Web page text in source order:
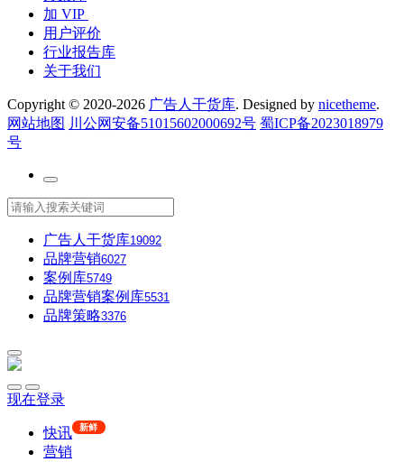
加 VIP
用户评价
行业报告库
关于我们
Copyright © 2020-2026 广告人干货库. Designed by nicetheme.
网站地图 川公网安备51015602000692号 蜀ICP备2023018979
号
广告人干货库19092
品牌营销6027
案例库5749
品牌营销案例库5531
品牌策略3376
现在登录
快讯 新鲜
营销